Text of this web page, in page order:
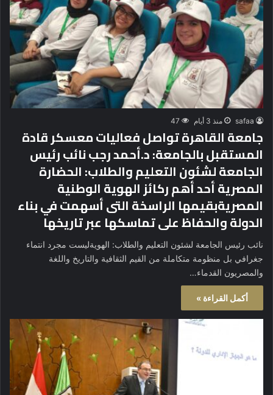
safaa منذ 3 أيام 47
جامعة القاهرة تواصل فعاليات معسكر قادة
المستقبل بالجامعة: د.أحمد رجب نائب رئيس
الجامعة لشئون التعليم والطلاب: الحضارة
المصرية أحد أهم ركائز الهوية الوطنية
المصريةبقيمها الراسخة التى أسهمت في بناء
الدولة والحفاظ على تماسكها عبر تاريخها
نائب رئيس الجامعة لشئون التعليم والطلاب: الهويةليست مجرد انتماء
جغرافي بل منظومة متكاملة من القيم الثقافية والتاريخ واللغة
والمصريون القدماء…
أكمل القراءة »